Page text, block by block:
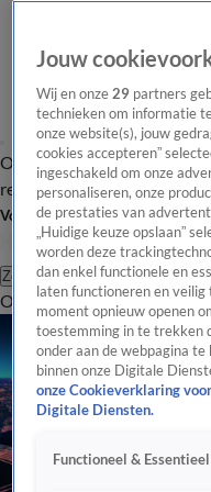
Overzicht Laatste nieuws
redactie
Volg Hart van Nederland
Zoeken
OverzichtRegio
Jouw
Wij en onze29 partners
technieken om informatie
onze website(s), jouw
cookies accepteren”
ingeschakeld om onze
personaliseren, onze
de prestaties van
„Huidige keuze opslaan”
worden deze
dan enkel functionele en
laten functioneren en
moment opnieuw openen
toestemming in te trekken
onder aan de webpagina te
binnen onze Digitale
onze Cookieverklaring
Digitale Diensten.
Functioneel & Essentieel